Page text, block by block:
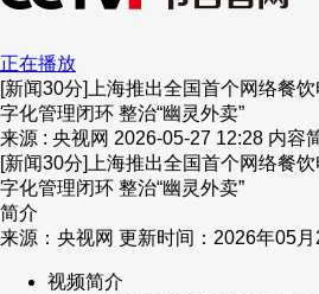
正在播放
[新闻30分]上海推出全国首个网络餐
字化管理闭环 整治“幽灵外卖”
来源 : 央视网 2026-05-27 12:28 内容
[新闻30分]上海推出全国首个网络餐
字化管理闭环 整治“幽灵外卖”
简介
来源：央视网 更新时间：2026年05
视频简介